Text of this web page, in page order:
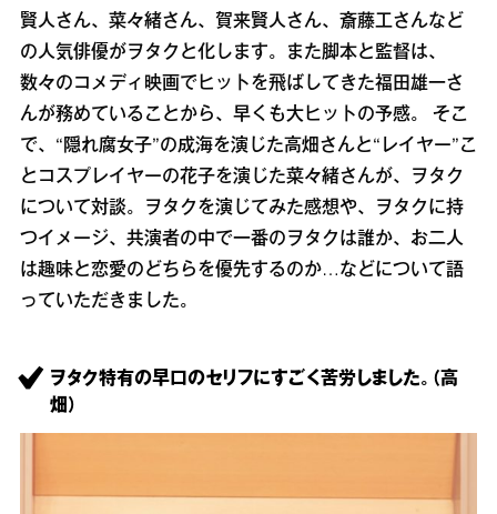
賢人さん、菜々緒さん、賀来賢人さん、斎藤工さんなど
の人気俳優がヲタクと化します。また脚本と監督は、
数々のコメディ映画でヒットを飛ばしてきた福田雄一さ
んが務めていることから、早くも大ヒットの予感。 そこ
で、“隠れ腐女子”の成海を演じた高畑さんと“レイヤー”こ
とコスプレイヤーの花子を演じた菜々緒さんが、ヲタク
について対談。ヲタクを演じてみた感想や、ヲタクに持
つイメージ、共演者の中で一番のヲタクは誰か、お二人
は趣味と恋愛のどちらを優先するのか…などについて語
っていただきました。
ヲタク特有の早口のセリフにすごく苦労しました。（高
畑）